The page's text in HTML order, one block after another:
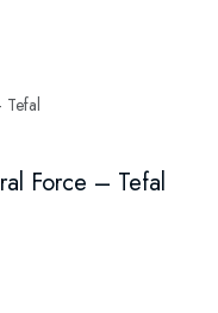
Force – Tefal